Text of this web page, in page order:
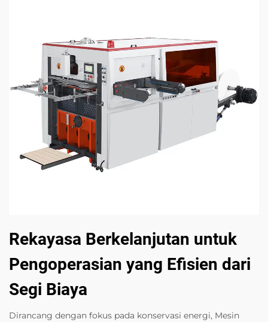
Rekayasa Berkelanjutan untuk
Pengoperasian yang Efisien dari
Segi Biaya
Dirancang dengan fokus pada konservasi energi, Mesin